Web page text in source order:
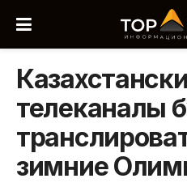
телеканалы
зимние